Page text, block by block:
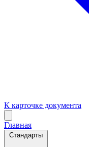
К карточке документа
Главная
Стандарты